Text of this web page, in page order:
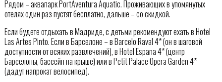
Рядом – аквапарк PortAventura Aquatic. Проживающих в упомянутых
отелях один раз пустят бесплатно, дальше – со скидкой.
Если будете отдыхать в Мадриде, с детьми рекомендуют ехать в Hotel
Las Artes Pinto. Если в Барселоне – в Barcelo Raval 4* (он в шаговой
доступности от всяких развлечений), в Hotel Espana 4* (центр
Барселоны, бассейн на крыше) или в Petit Palace Opera Garden 4*
(дадут напрокат велосипед).